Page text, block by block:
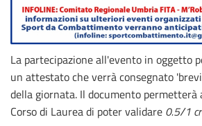
La partecipazione all'evento in oggetto
un attestato che verrà consegnato
della giornata. Il documento permetterà
Corso di Laurea di poter validare 0.5/1